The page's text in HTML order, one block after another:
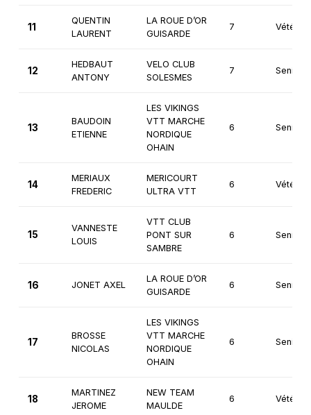
11
QUENTIN
LAURENT
LA ROUE D’OR
GUISARDE
7
12
HEDBAUT
ANTONY
VELO CLUB
SOLESMES
7 Seniors
13
BAUDOIN
ETIENNE
LES VIKINGS
VTT MARCHE
NORDIQUE
OHAIN
6 Seniors
14
MERIAUX
FREDERIC
MERICOURT
ULTRA VTT
6
15
VANNESTE
LOUIS
VTT CLUB
PONT SUR
SAMBRE
6 Seniors
16 JONET AXEL
LA ROUE D’OR
GUISARDE
6 Seniors
17
BROSSE
NICOLAS
LES VIKINGS
VTT MARCHE
NORDIQUE
OHAIN
6 Seniors
18
MARTINEZ
JEROME
NEW TEAM
MAULDE
6